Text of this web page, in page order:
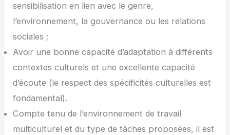
sensibilisation en lien avec le genre,
l’environnement, la gouvernance ou les relations
sociales ;
Avoir une bonne capacité d’adaptation à différents
contextes culturels et une excellente capacité
d’écoute (le respect des spécificités culturelles est
fondamental).
Compte tenu de l’environnement de travail
multiculturel et du type de tâches proposées, il est